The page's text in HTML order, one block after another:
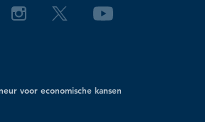
voor economische kansen